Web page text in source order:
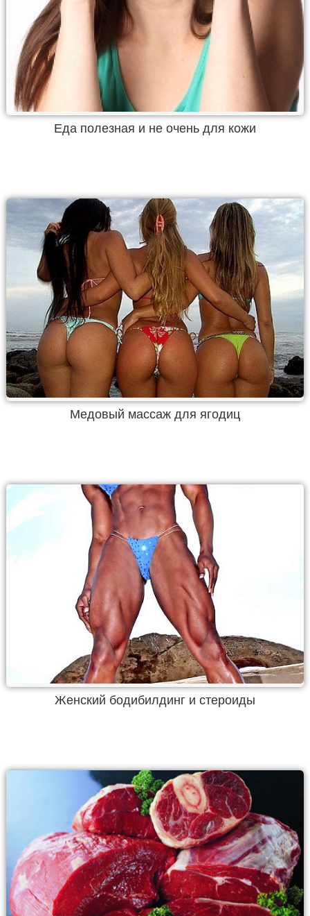
Еда полезная и не очень для кожи
Медовый массаж для ягодиц
Женский бодибилдинг и стероиды